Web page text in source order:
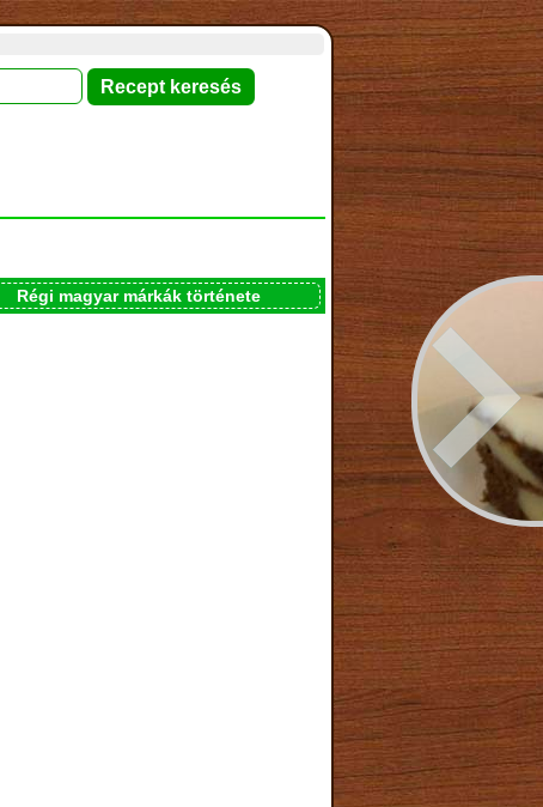
Régi magyar márkák története